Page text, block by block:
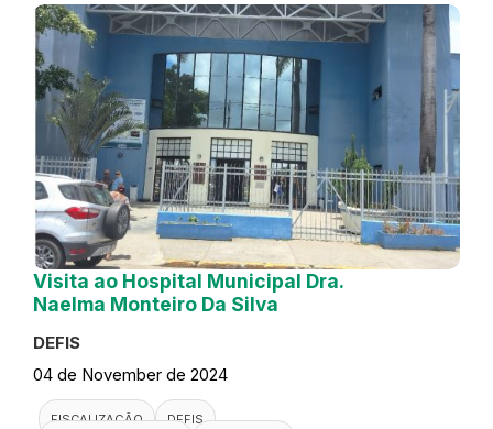
Visita ao Hospital Municipal Dra.
Naelma Monteiro Da Silva
DEFIS
04 de November de 2024
FISCALIZAÇÃO
DEFIS